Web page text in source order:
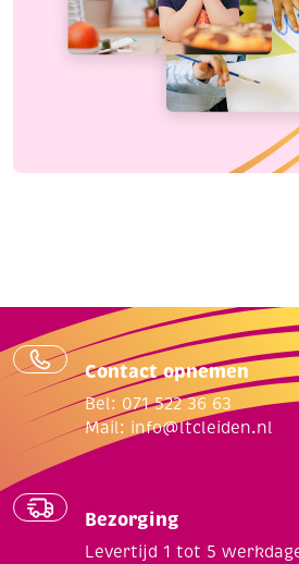
Contact opnemen
Bel: 071 522 36 63
Mail: info@ltcleiden.nl
Bezorging
Levertijd 1 tot 5